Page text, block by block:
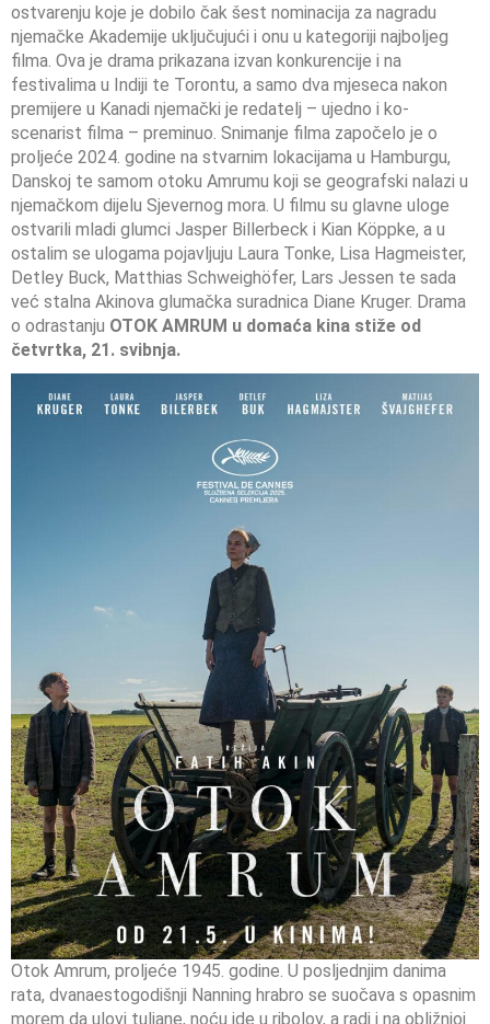
ostvarenju koje je dobilo čak šest nominacija za nagradu
njemačke Akademije uključujući i onu u kategoriji najboljeg
filma. Ova je drama prikazana izvan konkurencije i na
festivalima u Indiji te Torontu, a samo dva mjeseca nakon
premijere u Kanadi njemački je redatelj – ujedno i ko-
scenarist filma – preminuo. Snimanje filma započelo je o
proljeće 2024. godine na stvarnim lokacijama u Hamburgu,
Danskoj te samom otoku Amrumu koji se geografski nalazi u
njemačkom dijelu Sjevernog mora. U filmu su glavne uloge
ostvarili mladi glumci Jasper Billerbeck i Kian Köppke, a u
ostalim se ulogama pojavljuju Laura Tonke, Lisa Hagmeister,
Detley Buck, Matthias Schweighöfer, Lars Jessen te sada
već stalna Akinova glumačka suradnica Diane Kruger. Drama
o odrastanju OTOK AMRUM u domaća kina stiže od
četvrtka, 21. svibnja.
Otok Amrum, proljeće 1945. godine. U posljednjim danima
rata, dvanaestogodišnji Nanning hrabro se suočava s opasnim
morem da ulovi tuljane, noću ide u ribolov, a radi i na obližnjoj